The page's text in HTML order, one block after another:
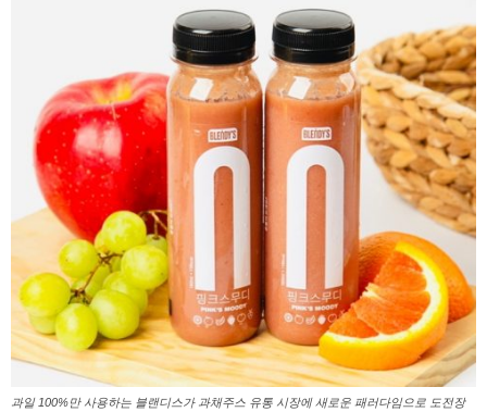
과일 100%만 사용하는 블랜디스가 과채주스 유통 시장에 새로운 패러다임으로 도전장